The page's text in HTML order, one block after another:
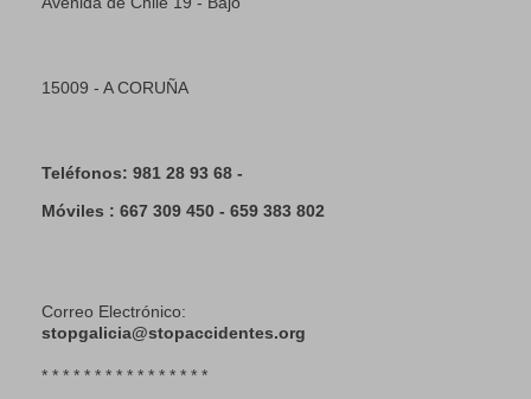
15009 - A CORUÑA
Teléfonos: 981 28 93 68 -
Móviles : 667 309 450 - 659 383 802
Correo Electrónico:
stopgalicia@stopaccidentes.org
* * * * * * * * * * * * * * * *